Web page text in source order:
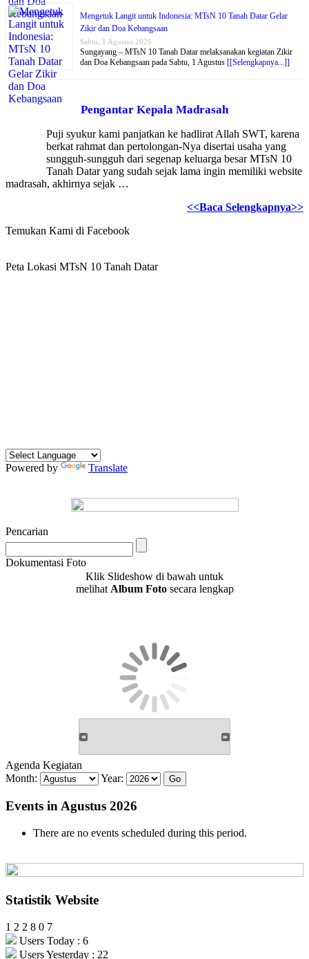
Mengetuk Langit untuk Indonesia: MTsN 10 Tanah Datar Gelar
Zikir dan Doa Kebangsaan
Sabtu, 1 Agustus 2026
Sungayang – MTsN 10 Tanah Datar melaksanakan kegiatan Zikir
dan Doa Kebangsaan pada Sabtu, 1 Agustus [[Selengkapnya...]]
Pengantar Kepala Madrasah
Puji syukur kami panjatkan ke hadlirat Allah SWT, karena
berkat rahmat dan pertolongan-Nya disertai usaha yang
sungguh-sungguh dari segenap keluarga besar MTsN 10
Tanah Datar yang sudah sejak lama ingin memiliki website
madrasah, akhirnya sejak …
<<Baca Selengkapnya>>
Temukan Kami di Facebook
Peta Lokasi MTsN 10 Tanah Datar
Powered by Translate
Pencarian
Dokumentasi Foto
Klik Slideshow di bawah untuk
melihat Album Fotosecara lengkap
Agenda Kegiatan
Month:
Year:
Events in Agustus 2026
There are no events scheduled during this period.
Statistik Website
1 2 2 8 0 7
Users Today : 6
Users Yesterday : 22